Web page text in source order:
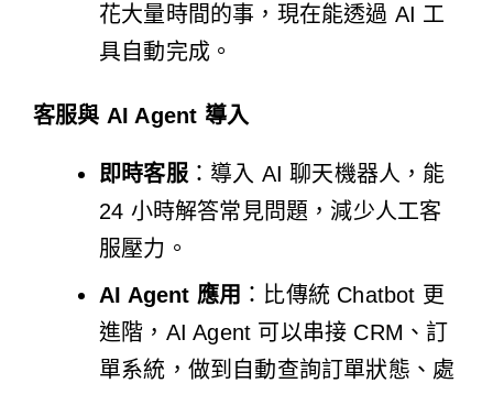
花大量時間的事，現在能透過 AI 工
具自動完成。
客服與 AI Agent 導入
即時客服：導入 AI 聊天機器人，能
24 小時解答常見問題，減少人工客
服壓力。
AI Agent 應用 ：比傳統 Chatbot 更
進階，AI Agent 可以串接 CRM、訂
單系統，做到自動查詢訂單狀態、處